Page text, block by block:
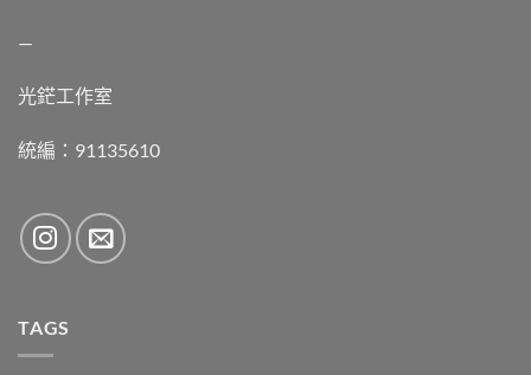
—
光鋩工作室
統編：91135610
TAGS